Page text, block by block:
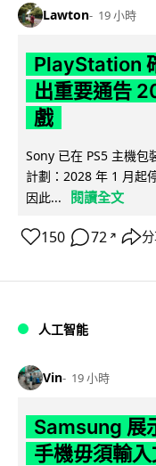
Lawton 19 小時
PlayStation
出重要通告
戲
Sony 已在 PS5 主機包
計劃：2028 年 1 月起
因此...
閱讀全文
150 72 ↗
人工智能
Vin 19 小時
Samsung 展
手機毋須輸